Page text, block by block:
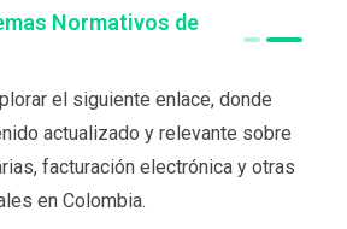
Normativos de
el siguiente enlace, donde
actualizado y relevante sobre
facturación electrónica y otras
en Colombia.